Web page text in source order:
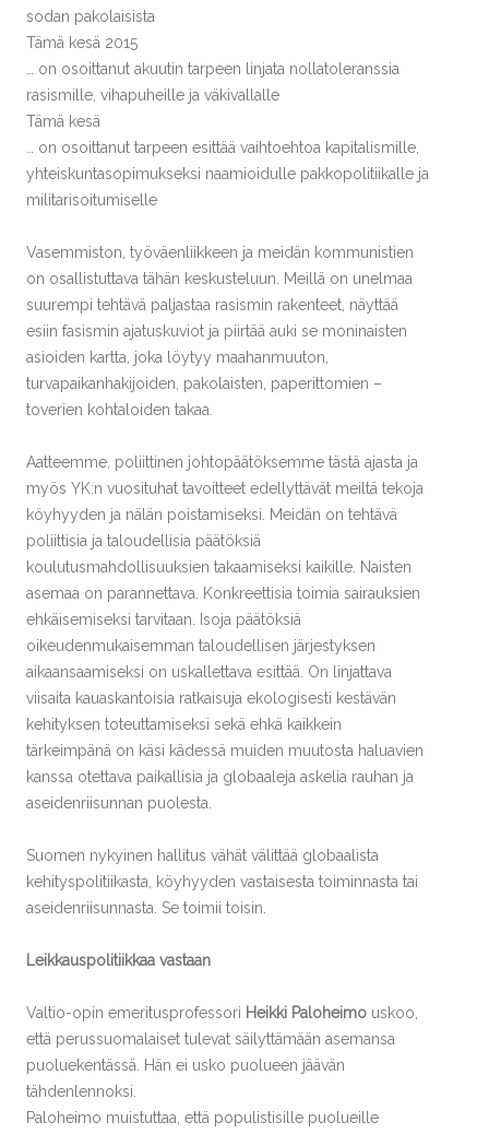
sodan pakolaisista
Tämä kesä 2015
… on osoittanut akuutin tarpeen linjata nollatoleranssia
rasismille, vihapuheille ja väkivallalle
Tämä kesä
… on osoittanut tarpeen esittää vaihtoehtoa kapitalismille,
yhteiskuntasopimukseksi naamioidulle pakkopolitiikalle ja
militarisoitumiselle
Vasemmiston, työväenliikkeen ja meidän kommunistien
on osallistuttava tähän keskusteluun. Meillä on unelmaa
suurempi tehtävä paljastaa rasismin rakenteet, näyttää
esiin fasismin ajatuskuviot ja piirtää auki se moninaisten
asioiden kartta, joka löytyy maahanmuuton,
turvapaikanhakijoiden, pakolaisten, paperittomien –
toverien kohtaloiden takaa.
Aatteemme, poliittinen johtopäätöksemme tästä ajasta ja
myös YK:n vuosituhat tavoitteet edellyttävät meiltä tekoja
köyhyyden ja nälän poistamiseksi. Meidän on tehtävä
poliittisia ja taloudellisia päätöksiä
koulutusmahdollisuuksien takaamiseksi kaikille. Naisten
asemaa on parannettava. Konkreettisia toimia sairauksien
ehkäisemiseksi tarvitaan. Isoja päätöksiä
oikeudenmukaisemman taloudellisen järjestyksen
aikaansaamiseksi on uskallettava esittää. On linjattava
viisaita kauaskantoisia ratkaisuja ekologisesti kestävän
kehityksen toteuttamiseksi sekä ehkä kaikkein
tärkeimpänä on käsi kädessä muiden muutosta haluavien
kanssa otettava paikallisia ja globaaleja askelia rauhan ja
aseidenriisunnan puolesta.
Suomen nykyinen hallitus vähät välittää globaalista
kehityspolitiikasta, köyhyyden vastaisesta toiminnasta tai
aseidenriisunnasta. Se toimii toisin.
Leikkauspolitiikkaa vastaan
Valtio-opin emeritusprofessori Heikki Paloheimo uskoo,
että perussuomalaiset tulevat säilyttämään asemansa
puoluekentässä. Hän ei usko puolueen jäävän
tähdenlennoksi.
Paloheimo muistuttaa, että populistisille puolueille